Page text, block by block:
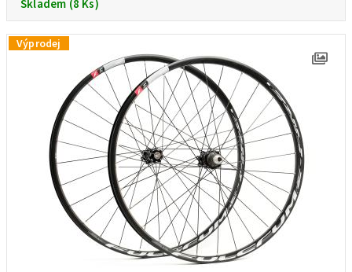
Skladem (8 Ks)
Výprodej